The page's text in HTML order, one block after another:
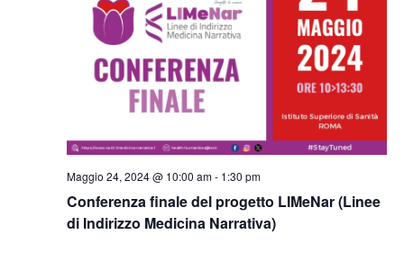
Conferenza finale del progetto LIMeNar (Linee
di Indirizzo Medicina Narrativa)
Maggio 24, 2024 @ 10:00 am- 1:30 pm